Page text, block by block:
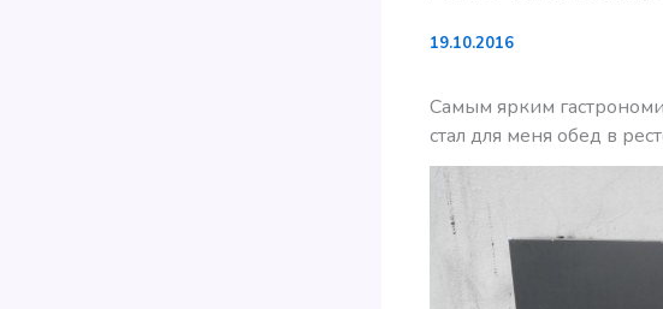
19.10.2016
Самым ярким
стал для меня обед в